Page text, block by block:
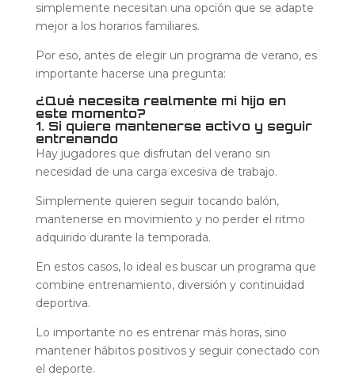
simplemente necesitan una opción que se adapte
mejor a los horarios familiares.
Por eso, antes de elegir un programa de verano, es
importante hacerse una pregunta:
¿Qué necesita realmente mi hijo en
este momento?
1. Si quiere mantenerse activo y seguir
entrenando
Hay jugadores que disfrutan del verano sin
necesidad de una carga excesiva de trabajo.
Simplemente quieren seguir tocando balón,
mantenerse en movimiento y no perder el ritmo
adquirido durante la temporada.
En estos casos, lo ideal es buscar un programa que
combine entrenamiento, diversión y continuidad
deportiva.
Lo importante no es entrenar más horas, sino
mantener hábitos positivos y seguir conectado con
el deporte.